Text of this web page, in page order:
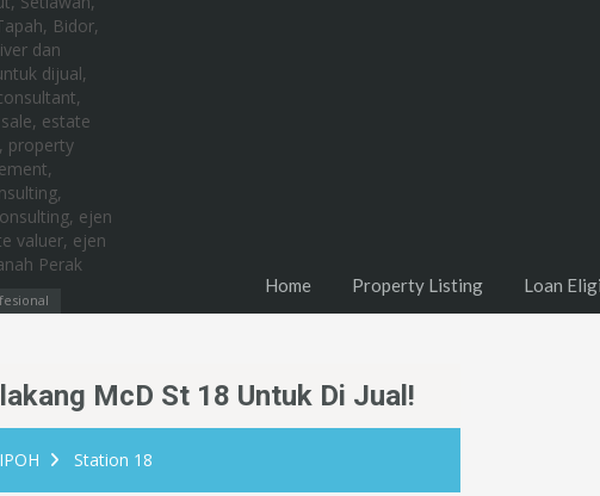
Home Property Listing Loan
McD St 18 Untuk Di Jual!
IPOH Station 18